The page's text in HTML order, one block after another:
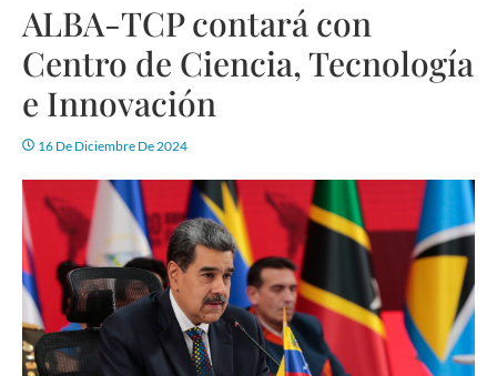
ALBA-TCP contará con
Centro de Ciencia, Tecnología
e Innovación
16 De Diciembre De 2024